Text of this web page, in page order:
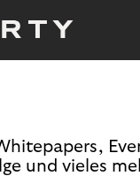
und vieles